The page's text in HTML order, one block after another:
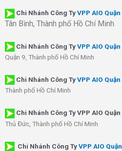
Chi Nhánh Công TyVPP AIO
Tân Bình, Thành phố Hồ Chí Minh
Chi Nhánh Công TyVPP AIO Quận
Quận 9, Thành phố Hồ Chí Minh
Chi Nhánh Công TyVPP AIO Quận
Thành phố Hồ Chí Minh
Chi Nhánh Công Ty VPP AIO
Thủ Đức, Thành phố Hồ Chí Minh
Chi Nhánh Công TyVPP AIO